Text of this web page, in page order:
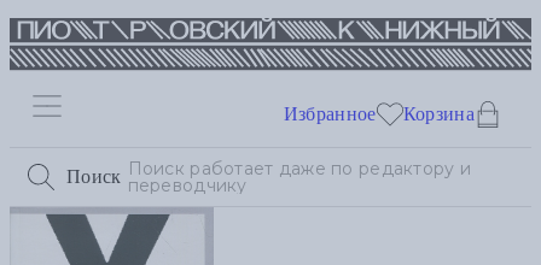
Поиск
Избранное Корзина